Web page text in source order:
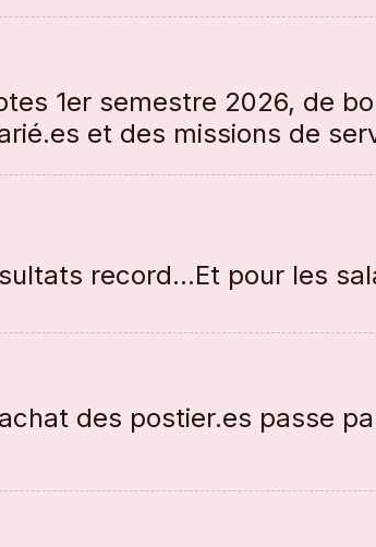
1er semestre 2026, de
et des missions de
record...Et pour les
des postier.es passe